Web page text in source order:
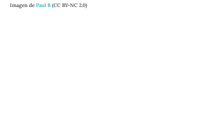
Imagen dePaul B (CC BY-NC 2.0)